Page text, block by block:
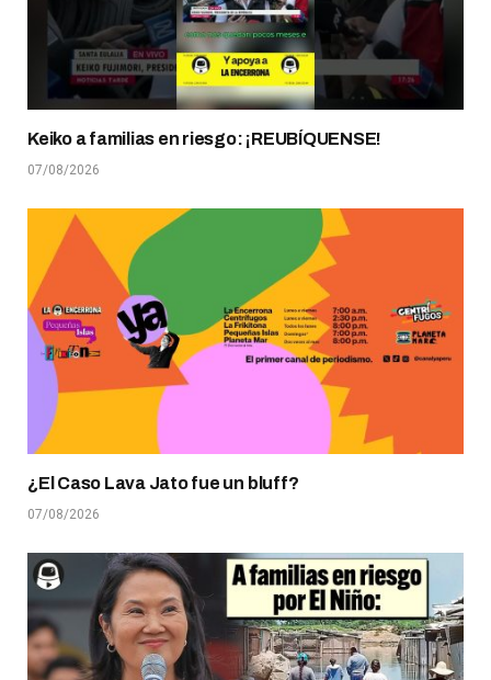
Keiko a familias en riesgo: ¡REUBÍQUENSE!
07/08/2026
¿El Caso Lava Jato fue un bluff?
07/08/2026